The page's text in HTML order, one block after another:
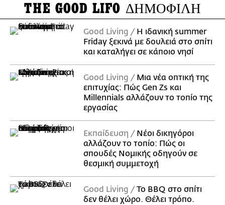
THE GOOD LIFO ΔΗΜΟΦΙΛΗ
Good Living
Η ιδανική summer
Friday ξεκινά με δουλειά στο σπίτι
και καταλήγει σε κάποιο νησί
Good Living
Μια νέα οπτική της
επιτυχίας: Πώς Gen Zs και
Millennials αλλάζουν το τοπίο της
εργασίας
Εκπαίδευση
Νέοι δικηγόροι
αλλάζουν το τοπίο: Πώς οι
σπουδές Νομικής οδηγούν σε
θεσμική συμμετοχή
Good Living
Το BBQ στο σπίτι
δεν θέλει χώρο. Θέλει τρόπο.